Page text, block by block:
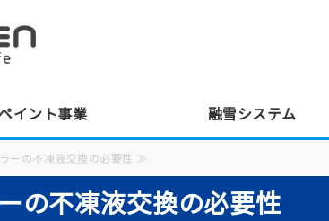
イント事業 融雪システム
ーの不凍液交換の必要性 ≫
の不凍液交換の必要性